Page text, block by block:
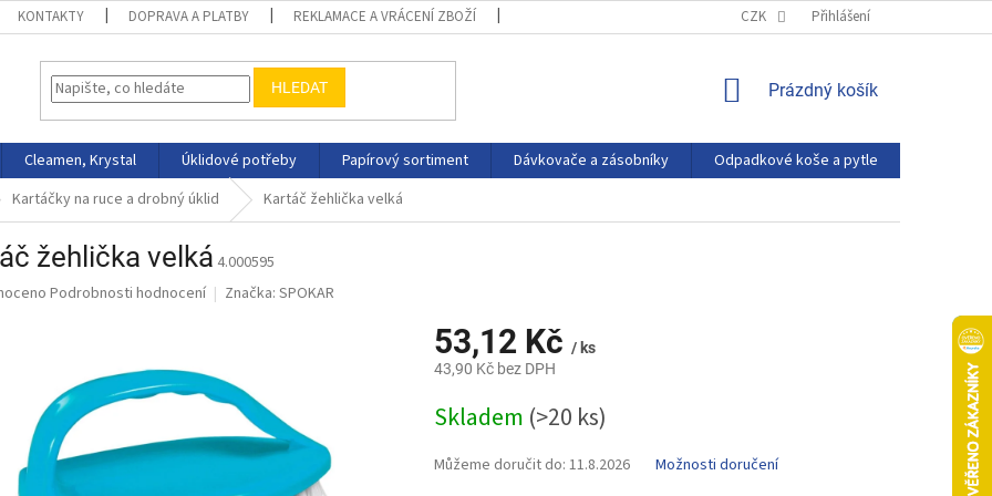
KONTAKTY DOPRAVA A PLATBY REKLAMACE A VRÁCENÍ ZBOŽÍ PODMÍNKY OCHRANY OSOBNÍCH ÚDAJŮ
CZK Přihlášení
HLEDAT
NÁKUPNÍ
Prázdný košík
Cleamen, Krystal Úklidové potřeby Papírový sortiment Dávkovače a zásobníky Odpadkové koše a pytle
Kartáčky na ruce a drobný úklid Kartáč žehlička velká
žehlička velká 4.000595
Podrobnosti hodnocení Značka: SPOKAR
53,12 Kč / ks
43,90 Kč bez DPH
cena:
Skladem (>20 ks)
Můžeme doručit do: 11.8.2026 Možnosti doručení